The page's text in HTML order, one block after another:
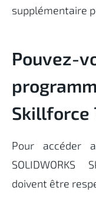
supplémentaire
Pouvez-
Skillforce
Pour accéder
doivent être